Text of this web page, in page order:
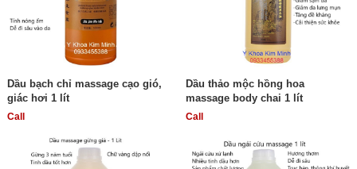
Dầu bạch chỉ massage cạo gió,
giác hơi 1 lít
Call
Dầu thảo mộc hồng hoa
massage body chai 1 lít
Call